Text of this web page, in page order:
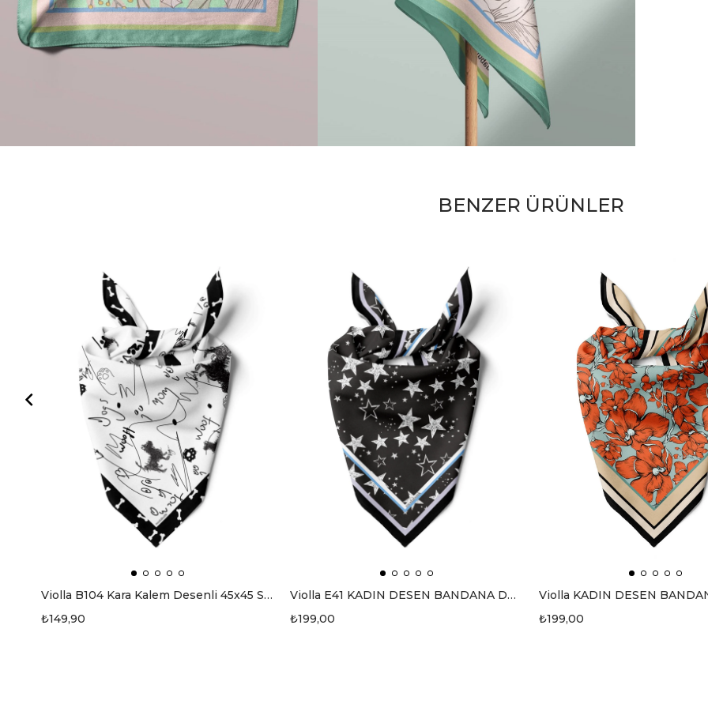
BENZER ÜRÜNLER
Violla B104 Kara Kalem Desenli 45x45 Siyah Beyaz Köpek Bandanası DG5464
₺149,90
Violla E41 KADIN DESEN BANDANA DG-532
₺199,00
Violla KADIN DESEN
₺199,00